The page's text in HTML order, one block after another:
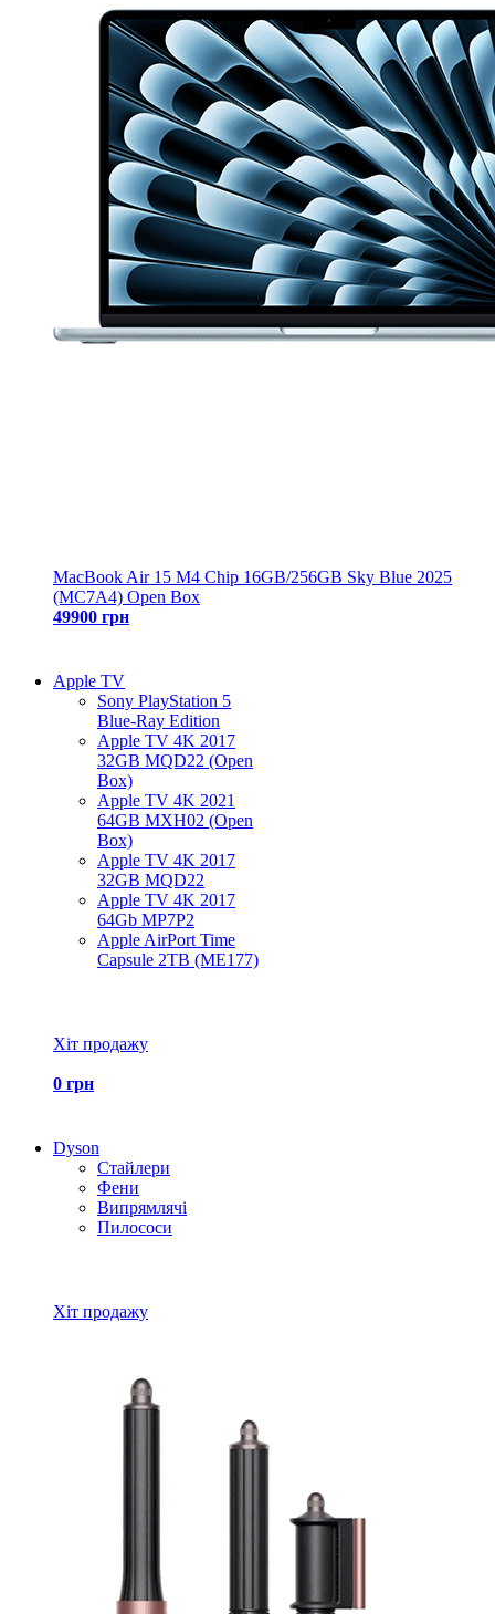
MacBook Air 15 M4 Chip 16GB/256GB Sky Blue 2025
(MC7A4) Open Box
49900 грн
Apple TV
Sony PlayStation 5
Blue-Ray Edition
Apple TV 4K 2017
32GB MQD22 (Open
Box)
Apple TV 4K 2021
64GB MXH02 (Open
Box)
Apple TV 4K 2017
32GB MQD22
Apple TV 4K 2017
64Gb MP7P2
Apple AirPort Time
Capsule 2TB (ME177)
Хіт продажу
0 грн
Dyson
Стайлери
Фени
Випрямлячі
Пилососи
Хіт продажу